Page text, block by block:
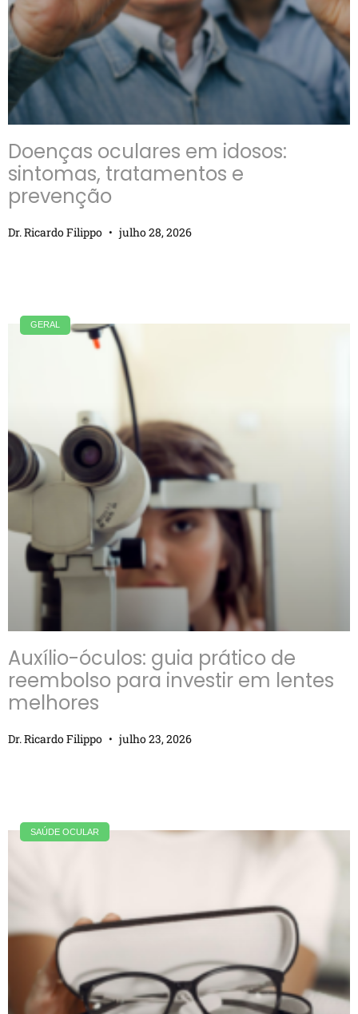
Doenças oculares em idosos:
sintomas, tratamentos e
prevenção
Dr. Ricardo Filippo julho 28, 2026
GERAL
Auxílio-óculos: guia prático de
reembolso para investir em lentes
melhores
Dr. Ricardo Filippo julho 23, 2026
SAÚDE OCULAR